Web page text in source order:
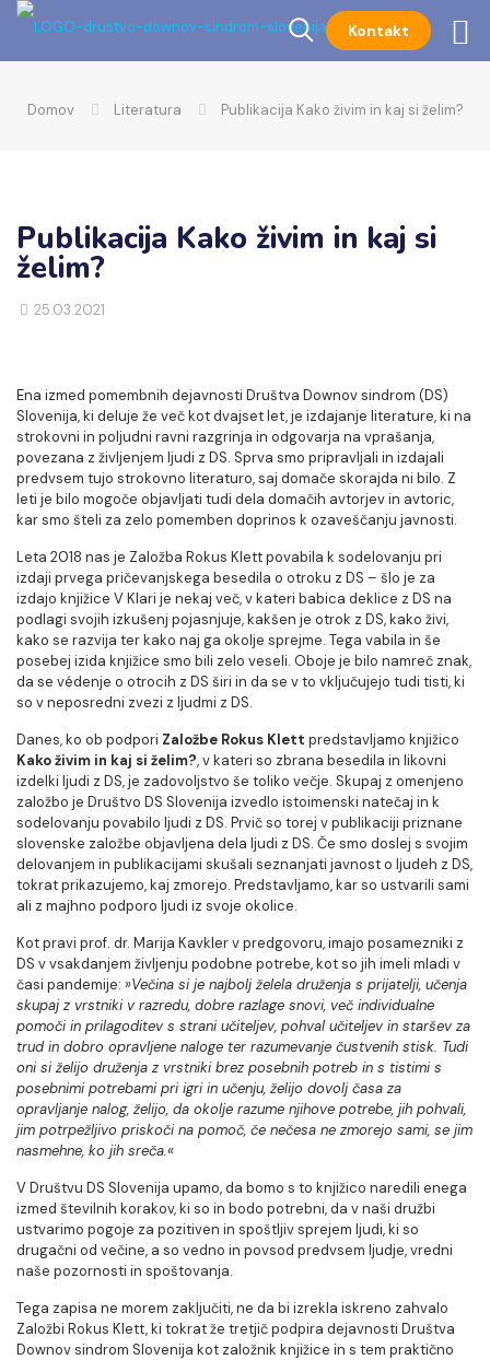
Kontakt
Domov Literatura Publikacija Kako živim in kaj si želim?
Publikacija Kako živim in kaj si
želim?
25.03.2021
Ena izmed pomembnih dejavnosti Društva Downov sindrom (DS)
Slovenija, ki deluje že več kot dvajset let, je izdajanje literature, ki na
strokovni in poljudni ravni razgrinja in odgovarja na vprašanja,
povezana z življenjem ljudi z DS. Sprva smo pripravljali in izdajali
predvsem tujo strokovno literaturo, saj domače skorajda ni bilo. Z
leti je bilo mogoče objavljati tudi dela domačih avtorjev in avtoric,
kar smo šteli za zelo pomemben doprinos k ozaveščanju javnosti.
Leta 2018 nas je Založba Rokus Klett povabila k sodelovanju pri
izdaji prvega pričevanjskega besedila o otroku z DS – šlo je za
izdajo knjižice V Klari je nekaj več, v kateri babica deklice z DS na
podlagi svojih izkušenj pojasnjuje, kakšen je otrok z DS, kako živi,
kako se razvija ter kako naj ga okolje sprejme. Tega vabila in še
posebej izida knjižice smo bili zelo veseli. Oboje je bilo namreč znak,
da se védenje o otrocih z DS širi in da se v to vključujejo tudi tisti, ki
so v neposredni zvezi z ljudmi z DS.
Danes, ko ob podpori Založbe Rokus Klett predstavljamo knjižico
Kako živim in kaj si želim?, v kateri so zbrana besedila in likovni
izdelki ljudi z DS, je zadovoljstvo še toliko večje. Skupaj z omenjeno
založbo je Društvo DS Slovenija izvedlo istoimenski natečaj in k
sodelovanju povabilo ljudi z DS. Prvič so torej v publikaciji priznane
slovenske založbe objavljena dela ljudi z DS. Če smo doslej s svojim
delovanjem in publikacijami skušali seznanjati javnost o ljudeh z DS,
tokrat prikazujemo, kaj zmorejo. Predstavljamo, kar so ustvarili sami
ali z majhno podporo ljudi iz svoje okolice.
Kot pravi prof. dr. Marija Kavkler v predgovoru, imajo posamezniki z
DS v vsakdanjem življenju podobne potrebe, kot so jih imeli mladi v
časi pandemije: »Večina si je najbolj želela druženja s prijatelji, učenja
skupaj z vrstniki v razredu, dobre razlage snovi, več individualne
pomoči in prilagoditev s strani učiteljev, pohval učiteljev in staršev za
trud in dobro opravljene naloge ter razumevanje čustvenih stisk. Tudi
oni si želijo druženja z vrstniki brez posebnih potreb in s tistimi s
posebnimi potrebami pri igri in učenju, želijo dovolj časa za
opravljanje nalog, želijo, da okolje razume njihove potrebe, jih pohvali,
jim potrpežljivo priskoči na pomoč, če nečesa ne zmorejo sami, se jim
nasmehne, ko jih sreča.«
V Društvu DS Slovenija upamo, da bomo s to knjižico naredili enega
izmed številnih korakov, ki so in bodo potrebni, da v naši družbi
ustvarimo pogoje za pozitiven in spoštljiv sprejem ljudi, ki so
drugačni od večine, a so vedno in povsod predvsem ljudje, vredni
naše pozornosti in spoštovanja.
Tega zapisa ne morem zaključiti, ne da bi izrekla iskreno zahvalo
Založbi Rokus Klett, ki tokrat že tretjič podpira dejavnosti Društva
Downov sindrom Slovenija kot založnik knjižice in s tem praktično